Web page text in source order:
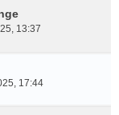
13:37
17:44